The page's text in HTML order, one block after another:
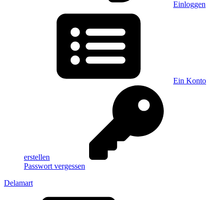
Einloggen
Ein Konto
erstellen
Passwort vergessen
Delamart